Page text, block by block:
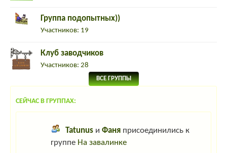
Группа подопытных))
Участников: 19
Клуб заводчиков
Участников: 28
ВСЕ ГРУППЫ
СЕЙЧАС В ГРУППАХ:
Tatunus и Фаня присоединились к
группе На завалинке